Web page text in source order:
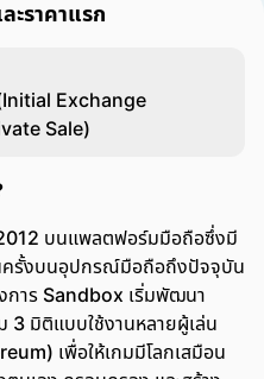
ะราคาแรก
Exchange
Sale)
บนแพลตฟอร์มมือถือซึ่งมี
ครั้งบนอุปกรณ์มือถือถึงปัจจุบัน
การ Sandbox เริ่มพัฒนา
3 มิติแบบใช้งานหลายผู้เล่น
เพื่อให้เกมมีโลกเสมือน